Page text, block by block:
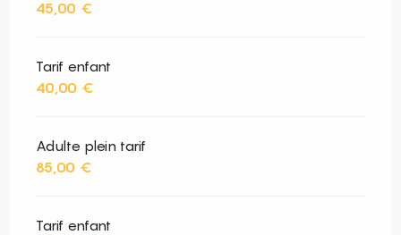
45,00 €
Tarif enfant
40,00 €
Adulte plein tarif
85,00 €
Tarif enfant